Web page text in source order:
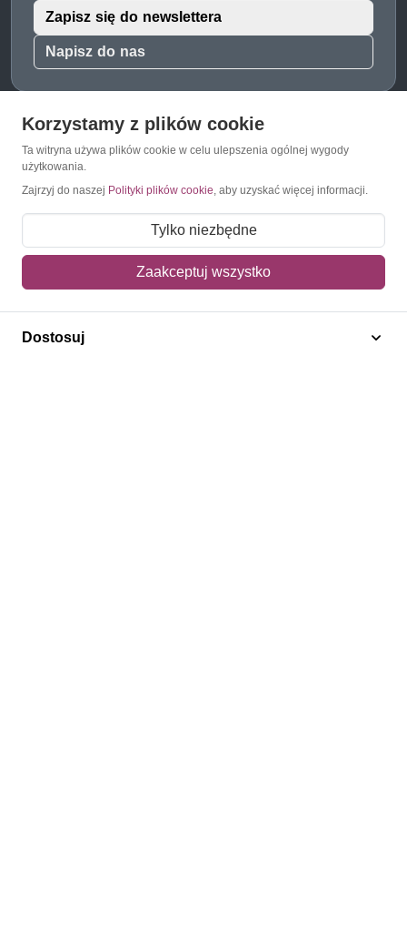
Napisz do nas
Zapisz się do newslettera
O Znaczkopol.pl
O nas
Regulamin
Polityka prywatności
Korzystamy z plików cookie
Ta witryna używa plików cookie w celu ulepszenia ogólnej wygody
użytkowania.
Zajrzyj do naszej Polityki plików cookie, aby uzyskać więcej informacji.
Tylko niezbędne
Zaakceptuj wszystko
Dostosuj